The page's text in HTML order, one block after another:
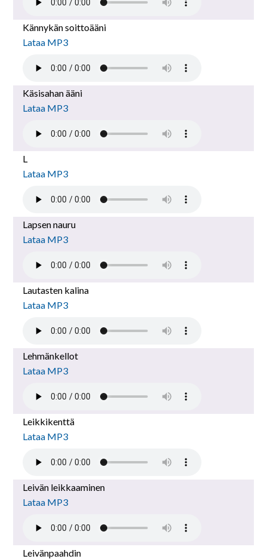
Kännykän soittoääni
Lataa MP3
Käsisahan ääni
Lataa MP3
L
Lataa MP3
Lapsen nauru
Lataa MP3
Lautasten kalina
Lataa MP3
Lehmänkellot
Lataa MP3
Leikkikenttä
Lataa MP3
Leivän leikkaaminen
Lataa MP3
Leivänpaahdin